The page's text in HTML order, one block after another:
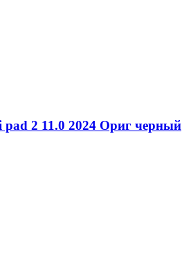
pad 2 11.0 2024 Ориг черный